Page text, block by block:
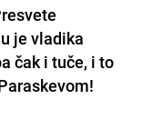
je vladika
čak i tuče, i to